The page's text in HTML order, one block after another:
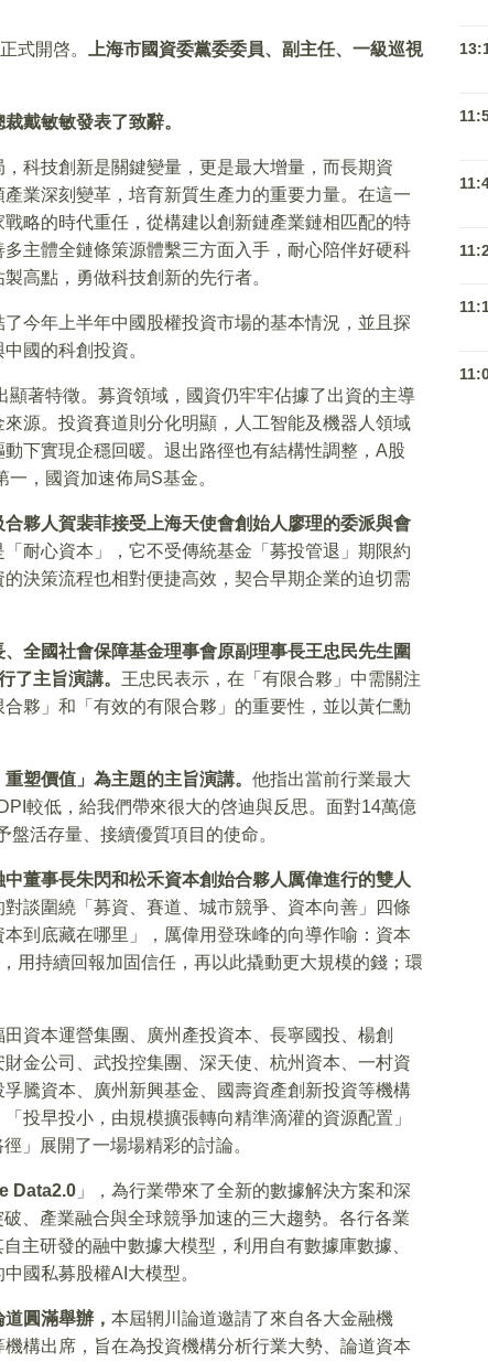
式開啓。
上海市國資委黨委委員、副主任、一級巡視
戴敏敏發表了致辭。
科技創新是關鍵變量，更是最大增量，而長期資
業深刻變革，培育新質生產力的重要力量。在這一
略的時代重任，從構建以創新鏈產業鏈相匹配的特
主體全鏈條策源體繫三方面入手，耐心陪伴好硬科
高點，勇做科技創新的先行者。
了今年上半年中國股權投資市場的基本情況，並且探
國的科創投資。
著特徵。募資領域，國資仍牢牢佔據了出資的主導
源。投資賽道則分化明顯，人工智能及機器人領域
下實現企穩回暖。退出路徑也有結構性調整，A股
，國資加速佈局S基金。
夥人賀裴菲接受上海天使會創始人廖理的委派與會
耐心資本」，它不受傳統基金「募投管退」期限約
決策流程也相對便捷高效，契合早期企業的迫切需
全國社會保障基金理事會原副理事長王忠民先生圍
了主旨演講。 王忠民表示，在「有限合夥」中需關注
夥」和「有效的有限合夥」的重要性，並以黃仁勳
塑價值」為主題的主旨演講。 他指出當前行業最大
較低，給我們帶來很大的啓迪與反思。面對14萬億
活存量、接續優質項目的使命。
中董事長朱閃和松禾資本創始合夥人厲偉進行的雙人
談圍繞「募資、賽道、城市競爭、資本向善」四條
到底藏在哪里」，厲偉用登珠峰的向導作喻：資本
持續回報加固信任，再以此撬動更大規模的錢；環
資本運營集團、廣州產投資本、長寧國投、楊創
金公司、武投控集團、深天使、杭州資本、一村資
騰資本、廣州新興基金、國壽資產創新投資等機構
投早投小，由規模擴張轉向精準滴灌的資源配置」
」展開了一場場精彩的討論。
Data2.0 」，為行業帶來了全新的數據解決方案和深
、產業融合與全球競爭加速的三大趨勢。各行各業
主研發的融中數據大模型，利用自有數據庫數據、
國私募股權AI大模型。
圓滿舉辦， 本屆辋川論道邀請了來自各大金融機
構出席，旨在為投資機構分析行業大勢、論道資本